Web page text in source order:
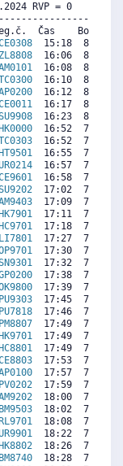
RVP = 0     IP
Čas    Body
15:18  8796
16:06  8367
16:08  8349
16:10  8331
16:12  8313
16:17  8269
16:23  8215
16:52  7955
16:52  7955
16:55  7929
16:57  7911
16:58  7902
17:02  7866
17:09  7803
17:11  7785
17:18  7723
17:27  7642
17:30  7616
17:32  7598
17:38  7544
17:39  7535
17:45  7481
17:46  7472
17:49  7446
17:49  7446
17:49  7446
17:53  7410
17:57  7374
17:59  7356
18:00  7347
18:02  7329
18:08  7276
18:22  7150
18:26  7115
18:28  7097